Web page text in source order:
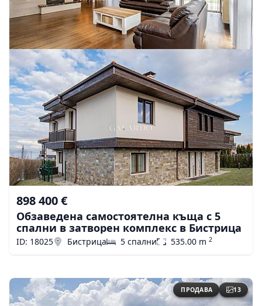
898 400 €
Обзаведена самостоятелна къща с 5
спални в затворен комплекс в Бистрица
ID: 18025 Бистрица 5 спални 535.00 m 2
ПРОДАВА 13